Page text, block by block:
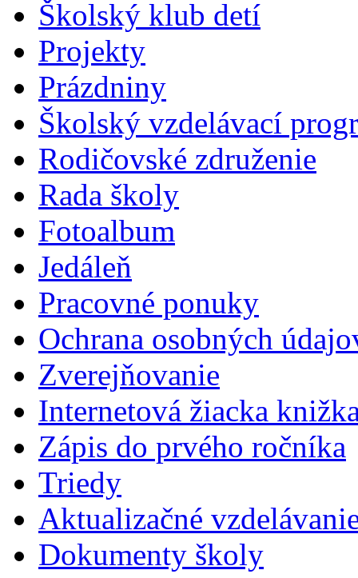
Školský klub detí
Projekty
Prázdniny
Školský vzdelávací
Rodičovské združenie
Rada školy
Fotoalbum
Jedáleň
Pracovné ponuky
Ochrana osobných
Zverejňovanie
Internetová žiacka
Zápis do prvého ročníka
Triedy
Aktualizačné
Dokumenty školy